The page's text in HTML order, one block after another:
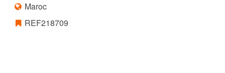
Maroc
REF218709